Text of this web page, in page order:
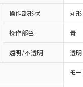
操作部形状 丸
操作部色 青
透明/不透明 透明
モ